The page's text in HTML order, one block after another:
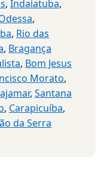
, Indaiatuba,
,
, Rio das
, Bragança
, Bom Jesus
Morato,
, Santana
, Carapicuíba,
da Serra